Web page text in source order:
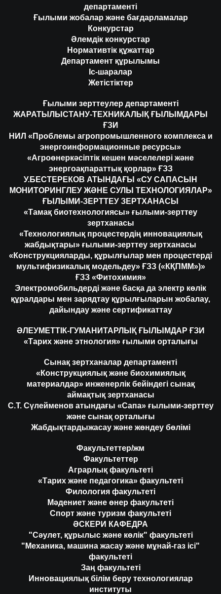
департаменті
Ғылыми жобалар және бағдарламалар
Конкурстар
Әлемдік конкурстар
Нормативтік құжаттар
Департамент құрылымы
Іс-шаралар
Жетістіктер
Ғылыми зерттеулер департаменті
ЖАРАТЫЛЫСТАНУ-ТЕХНИКАЛЫҚ ҒЫЛЫМДАРЫ
ҒЗИ
НИЛ «Проблемы агропромышленного комплекса и
энергоинформационные ресурсы»
«Агроөнеркәсіптік кешен мәселелері және
энергоақпараттық қорлар» ҒЗЗ
У.БЕСТЕРЕКОВ АТЫНДАҒЫ «СУ САПАСЫН
МОНИТОРИНГЛЕУ ЖӘНЕ СУЛЫ ТЕХНОЛОГИЯЛАР»
ҒЫЛЫМИ-ЗЕРТТЕУ ЗЕРТХАНАСЫ
«Тамақ биотехнологиясы» ғылыми-зерттеу
зертханасы
«Технологиялық процестердің инновациялық
жабдықтары» ғылыми-зерттеу зертханасы
«Конструкцияларды, құрылғылар мен процестерді
мультифизикалық модельдеу» ҒЗЗ («КҚПММ»)»
ҒЗЗ «Фитохимия»
Электромобильдерді және басқа да электр көлік
құралдары мен зарядтау құрылғыларын жобалау,
дайындау және сертификаттау
ӘЛЕУМЕТТІК-ГУМАНИТАРЛЫҚ ҒЫЛЫМДАР ҒЗИ
«Тарих және этнология» ғылыми орталығы
Сынақ зертханалар департаменті
«Конструкциялық және биохимиялық
материалдар» инженерлік бейіндегі сынақ
аймақтық зертханасы
С.Т. Сүлейменов атындағы «Сапа» ғылыми-зерттеу
және сынақ орталығы
Жабдықтардыжасау және жөндеу бөлімі
Факультеттер/жм
Факультеттер
Аграрлық факультеті
«Тарих және педагогика» факультеті
Филология факультеті
Мәдениет және өнер факультеті
Спорт және туризм факультеті
ӘСКЕРИ КАФЕДРА
"Сәулет, құрылыс және көлік" факультеті
"Механика, машина жасау және мұнай-газ ісі"
факультеті
Заң факультеті
Инновациялық білім беру технологиялар
институты